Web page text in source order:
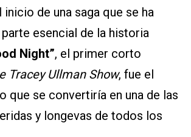
de una saga que se ha
esencial de la historia
Night”, el primer corto
Tracey Ullman Show, fue el
que se convertiría en una de las
y longevas de todos los